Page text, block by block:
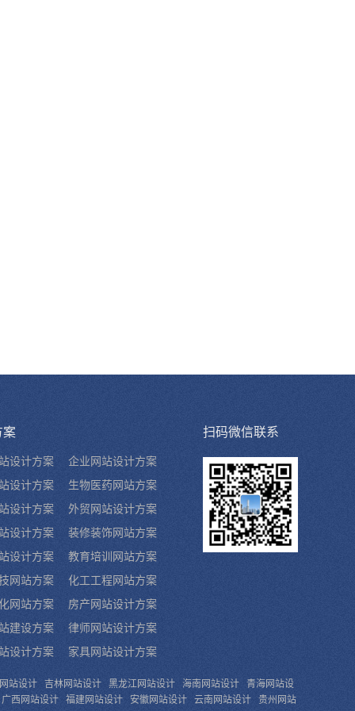
案
设计方案
企业网站设计方案
设计方案
生物医药网站方案
设计方案
外贸网站设计方案
设计方案
装修装饰网站方案
设计方案
教育培训网站方案
网站方案
化工工程网站方案
网站方案
房产网站设计方案
建设方案
律师网站设计方案
设计方案
家具网站设计方案
扫码微信联系
站设计 吉林网站设计 黑龙江网站设计 海南网站设计
青海网站设
广西网站设计
福建网站设计 安徽网站设计 云南网站设计 贵州网站